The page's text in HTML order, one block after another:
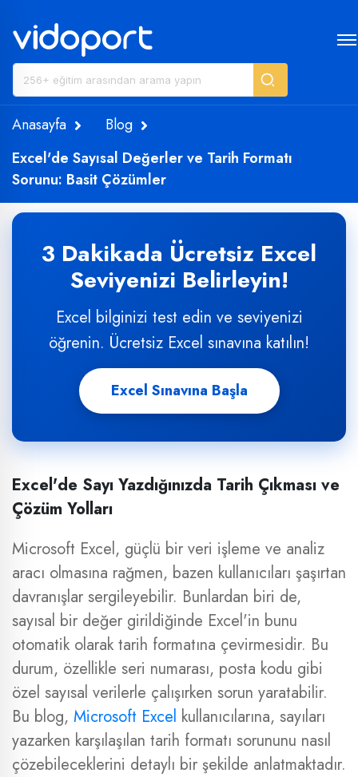
Anasayfa
Blog
Excel'de Sayısal Değerler ve Tarih Formatı
Sorunu: Basit Çözümler
3 Dakikada Ücretsiz Excel
Seviyenizi Belirleyin!
Excel bilginizi test edin ve seviyenizi
öğrenin. Ücretsiz Excel sınavına katılın!
Excel Sınavına Başla
Excel'de Sayı Yazdığınızda Tarih Çıkması ve
Çözüm Yolları
Microsoft Excel, güçlü bir veri işleme ve analiz
aracı olmasına rağmen, bazen kullanıcıları şaşırtan
davranışlar sergileyebilir. Bunlardan biri de,
sayısal bir değer girildiğinde Excel'in bunu
otomatik olarak tarih formatına çevirmesidir. Bu
durum, özellikle seri numarası, posta kodu gibi
özel sayısal verilerle çalışırken sorun yaratabilir.
Bu blog, Microsoft Excel kullanıcılarına, sayıları
yazarken karşılaşılan tarih formatı sorununu nasıl
çözebileceklerini detaylı bir şekilde anlatmaktadır.